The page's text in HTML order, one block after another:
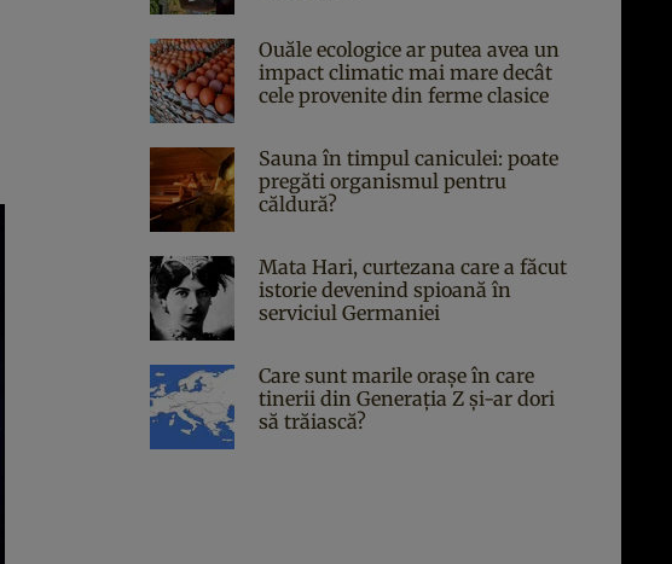
Ouăle ecologice ar putea avea un
impact climatic mai mare decât
cele provenite din ferme clasice
Sauna în timpul caniculei: poate
pregăti organismul pentru
căldură?
Mata Hari, curtezana care a făcut
istorie devenind spioană în
serviciul Germaniei
Care sunt marile orașe în care
tinerii din Generația Z și-ar dori
să trăiască?